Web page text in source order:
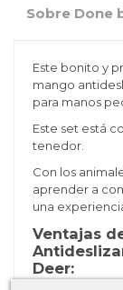
Sobre Done
Este bonito y
mango
para manos
Este set está
tenedor.
Con los
aprender a
una
Ventajas
Deer: